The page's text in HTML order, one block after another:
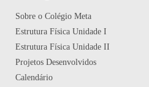
Sobre o Colégio Meta
Estrutura Física Unidade I
Estrutura Física Unidade II
Projetos Desenvolvidos
Calendário